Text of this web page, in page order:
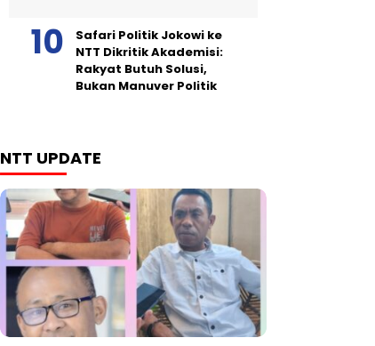
Safari Politik Jokowi ke
NTT Dikritik Akademisi:
Rakyat Butuh Solusi,
Bukan Manuver Politik
NTT UPDATE